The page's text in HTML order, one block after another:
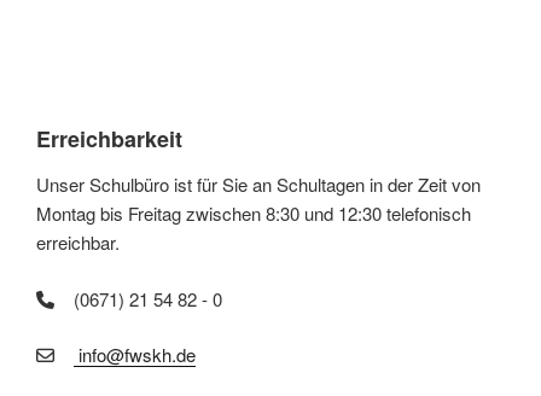
Erreichbarkeit
Unser Schulbüro ist für Sie an Schultagen in der Zeit von
Montag bis Freitag zwischen 8:30 und 12:30 telefonisch
erreichbar.
(0671) 21 54 82 - 0
info@fwskh.de